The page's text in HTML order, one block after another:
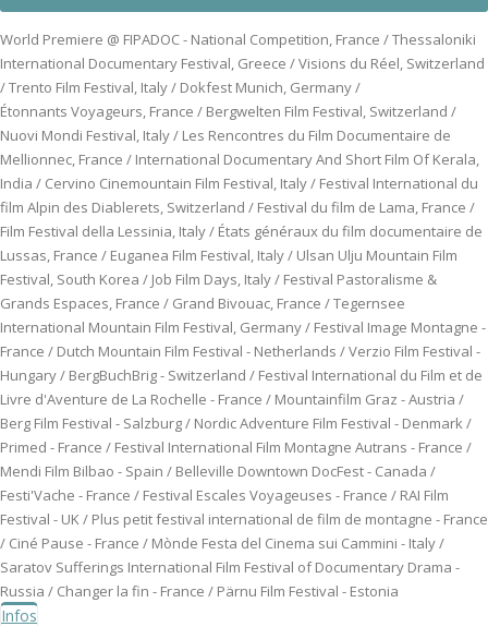
World Premiere @ FIPADOC - National Competition, France / Thessaloniki
International Documentary Festival, Greece / Visions du Réel, Switzerland
/ Trento Film Festival, Italy / Dokfest Munich, Germany /
Étonnants Voyageurs, France / Bergwelten Film Festival, Switzerland /
Nuovi Mondi Festival, Italy / Les Rencontres du Film Documentaire de
Mellionnec, France / International Documentary And Short Film Of Kerala,
India / Cervino Cinemountain Film Festival, Italy / Festival International du
film Alpin des Diablerets, Switzerland / Festival du film de Lama, France /
Film Festival della Lessinia, Italy / États généraux du film documentaire de
Lussas, France / Euganea Film Festival, Italy / Ulsan Ulju Mountain Film
Festival, South Korea / Job Film Days, Italy / Festival Pastoralisme &
Grands Espaces, France / Grand Bivouac, France / Tegernsee
International Mountain Film Festival, Germany / Festival Image Montagne -
France / Dutch Mountain Film Festival - Netherlands / Verzio Film Festival -
Hungary / BergBuchBrig - Switzerland / Festival International du Film et de
Livre d'Aventure de La Rochelle - France / Mountainfilm Graz - Austria /
Berg Film Festival - Salzburg / Nordic Adventure Film Festival - Denmark /
Primed - France / Festival International Film Montagne Autrans - France /
Mendi Film Bilbao - Spain / Belleville Downtown DocFest - Canada /
Festi'Vache - France / Festival Escales Voyageuses - France / RAI Film
Festival - UK / Plus petit festival international de film de montagne - France
/ Ciné Pause - France / Mònde Festa del Cinema sui Cammini - Italy /
Saratov Sufferings International Film Festival of Documentary Drama -
Russia / Changer la fin - France / Pärnu Film Festival - Estonia
Infos